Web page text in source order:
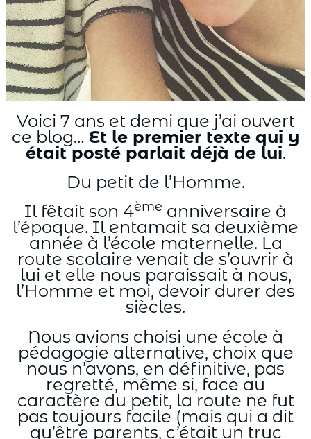
Voici 7 ans et demi que j’ai ouvert
ce blog… Et le premier texte qui y
était posté parlait déjà de lui.
Du petit de l’Homme.
Il fêtait son 4ème anniversaire à
l’époque. Il entamait sa deuxième
année à l’école maternelle. La
route scolaire venait de s’ouvrir à
lui et elle nous paraissait à nous,
l’Homme et moi, devoir durer des
siècles.
Nous avions choisi une école à
pédagogie alternative, choix que
nous n’avons, en définitive, pas
regretté, même si, face au
caractère du petit, la route ne fut
pas toujours facile (mais qui a dit
qu’être parents, c’était un truc